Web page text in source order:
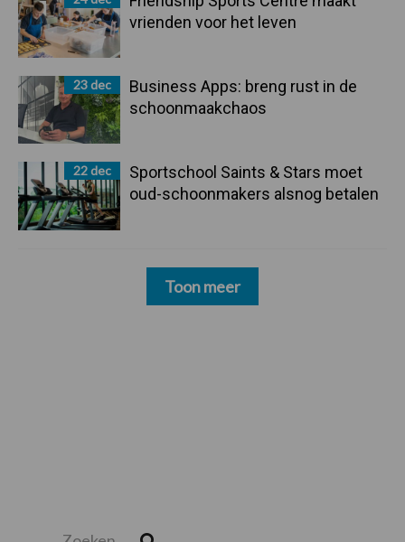
vrienden voor het leven
23 dec
Business Apps: breng rust in de
schoonmaakchaos
22 dec
Sportschool Saints & Stars moet
oud-schoonmakers alsnog betalen
Toon meer